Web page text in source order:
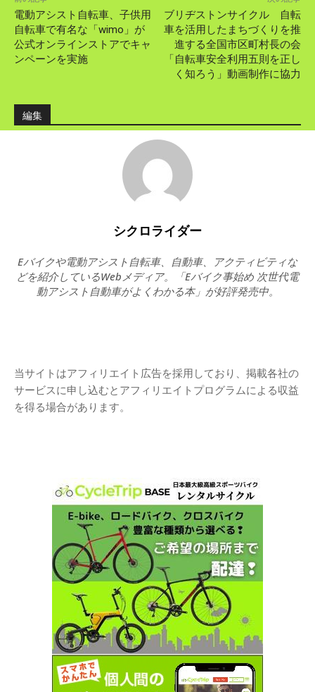
電動アシスト自転車、子供用
自転車で有名な「wimo」が
公式オンラインストアでキャ
ンペーンを実施
ブリヂストンサイクル 自転
車を活用したまちづくりを推
進する全国市区町村長の会
「自転車安全利用五則を正し
く知ろう」動画制作に協力
編集
シクロライダー
Eバイクや電動アシスト自転車、自動車、アクティビティな
どを紹介しているWebメディア。「Eバイク事始め 次世代電
動アシスト自動車がよくわかる本」が好評発売中。
当サイトはアフィリエイト広告を採用しており、掲載各社の
サービスに申し込むとアフィリエイトプログラムによる収益
を得る場合があります。